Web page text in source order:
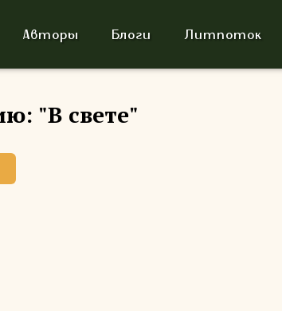
Авторы Блоги Литпоток
"В свете"